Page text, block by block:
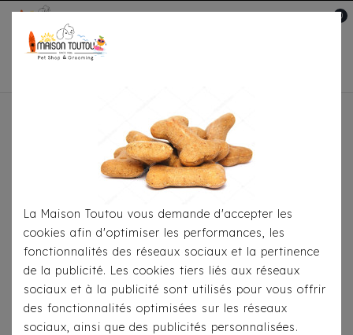
0
Pour S'habiller T-Shirts
& Pepper - Kalapana
La Maison Toutou vous demande d'accepter les
cookies afin d'optimiser les performances, les
fonctionnalités des réseaux sociaux et la pertinence
de la publicité. Les cookies tiers liés aux réseaux
sociaux et à la publicité sont utilisés pour vous offrir
des fonctionnalités optimisées sur les réseaux
sociaux, ainsi que des publicités personnalisées.